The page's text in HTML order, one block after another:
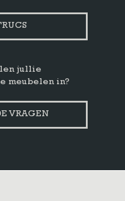
jullie
meubelen in?
VRAGEN